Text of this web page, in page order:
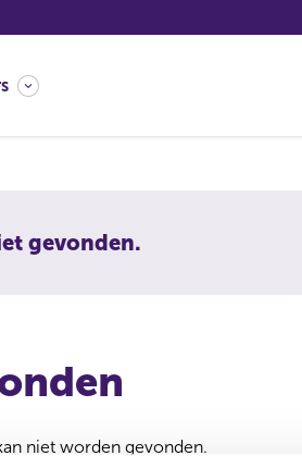
gevonden.
niet worden gevonden.